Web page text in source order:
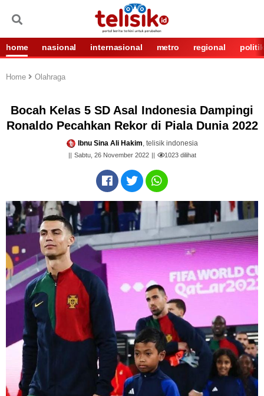
home nasional internasional metro regional politik
Home Olahraga
Bocah Kelas 5 SD Asal Indonesia Dampingi
Ronaldo Pecahkan Rekor di Piala Dunia 2022
Ibnu Sina Ali Hakim, telisik indonesia
Sabtu, 26 November 2022 1023dilihat